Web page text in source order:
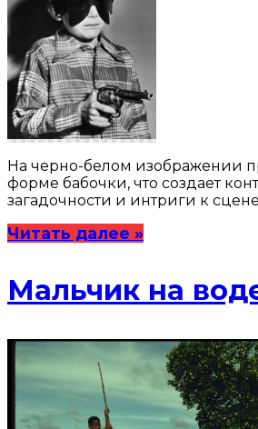
На черно-белом изображении
форме бабочки, что создает
загадочности и интриги к
Читать далее »
Мальчик на